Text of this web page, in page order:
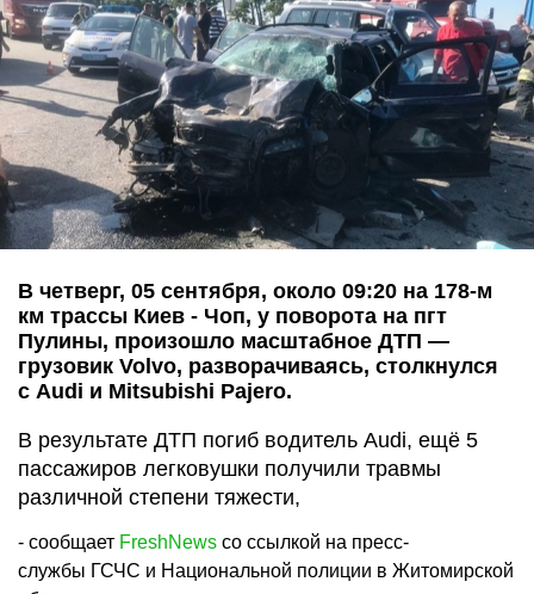
В четверг, 05 сентября, около 09:20 на 178-м
км трассы Киев - Чоп, у поворота на пгт
Пулины, произошло масштабное ДТП —
грузовик Volvo, разворачиваясь, столкнулся
с Audi и Mitsubishi Pajero.
В результате ДТП погиб водитель Audi, ещё 5
пассажиров легковушки получили травмы
различной степени тяжести,
- сообщает FreshNews со ссылкой на пресс-
службы ГСЧС и Национальной полиции в Житомирской